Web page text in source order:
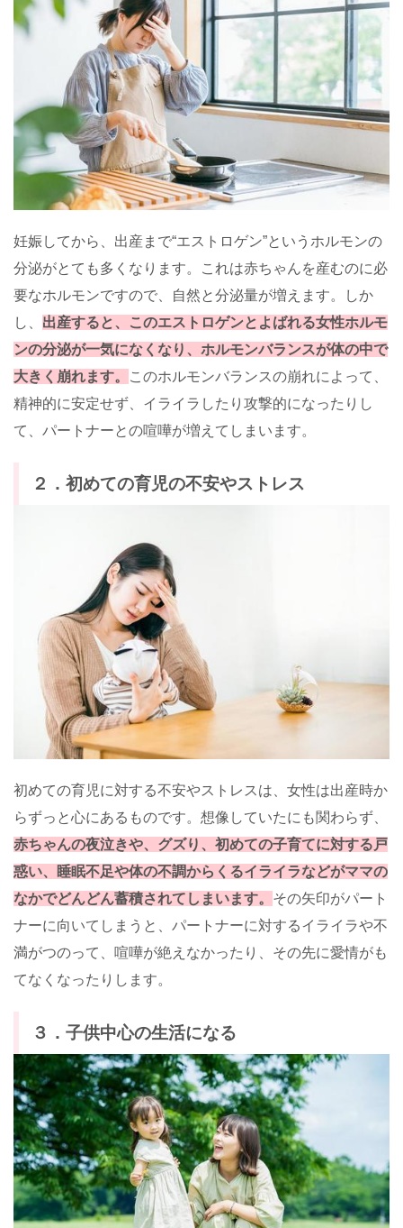
妊娠してから、出産まで“エストロゲン”というホルモンの
分泌がとても多くなります。これは赤ちゃんを産むのに必
要なホルモンですので、自然と分泌量が増えます。しか
し、 出産すると、このエストロゲンとよばれる女性ホルモ
ンの分泌が一気になくなり、ホルモンバランスが体の中で
大きく崩れます。
このホルモンバランスの崩れによって、
精神的に安定せず、イライラしたり攻撃的になったりし
て、パートナーとの喧嘩が増えてしまいます。
２．初めての育児の不安やストレス
初めての育児に対する不安やストレスは、女性は出産時か
らずっと心にあるものです。想像していたにも関わらず、
赤ちゃんの夜泣きや、グズり、初めての子育てに対する戸
惑い、睡眠不足や体の不調からくるイライラなどがママの
なかでどんどん蓄積されてしまいます。 その矢印がパート
ナーに向いてしまうと、パートナーに対するイライラや不
満がつのって、喧嘩が絶えなかったり、その先に愛情がも
てなくなったりします。
３．子供中心の生活になる